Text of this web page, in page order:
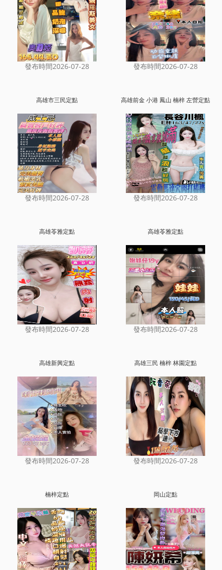
發布時間2026-07-28 發布時間2026-07-28
高雄市三民定點
發布時間2026-07-28
高雄前金 小港 鳳山 楠梓 左營定點
發布時間2026-07-28
高雄苓雅定點
發布時間2026-07-28
高雄苓雅定點
發布時間2026-07-28
高雄新興定點
發布時間2026-07-28
高雄三民 楠梓 林園定點
發布時間2026-07-28
楠梓定點 岡山定點